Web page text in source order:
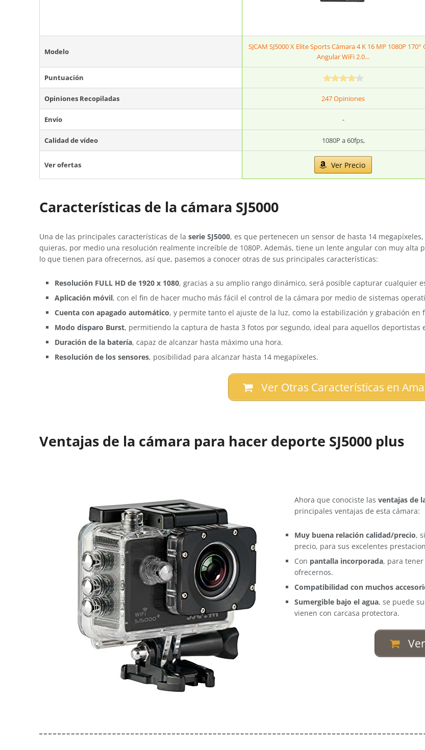
Modelo
SJCAM SJ5000 X Elite Sports Cámara 4 K 16 MP 1080P 170°
Angular WiFi 2.0...
Puntuación
Opiniones Recopiladas 247 Opiniones
Envío -
Calidad de vídeo 1080P a 60fps,
Ver ofertas Ver Precio
Características de la cámara SJ5000
Una de las principales características de la serie SJ5000, es que pertenecen un sensor de hasta 14
quieras, por medio una resolución realmente increíble de 1080P. Además, tiene un lente angular con muy alta
lo que tienen para ofrecernos, así que, pasemos a conocer otras de sus principales características:
Resolución FULL HD de 1920 x 1080, gracias a su amplio rango dinámico, será posible capturar cualquier
Aplicación móvil, con el fin de hacer mucho más fácil el control de la cámara por medio de sistemas
Cuenta con apagado automático, y permite tanto el ajuste de la luz, como la estabilización y grabación en
Modo disparo Burst, permitiendo la captura de hasta 3 fotos por segundo, ideal para aquellos deportistas
Duración de la batería, capaz de alcanzar hasta máximo una hora.
Resolución de los sensores, posibilidad para alcanzar hasta 14 megapíxeles.
Ver Otras Características en
Ventajas de la cámara para hacer deporte SJ5000 plus
Ahora que conociste las ventajas de
principales ventajas de esta cámara:
Muy buena relación calidad/precio,
precio, para sus excelentes
Con pantalla incorporada, para
ofrecernos.
Compatibilidad con muchos
Sumergible bajo el agua, se puede
vienen con carcasa protectora.